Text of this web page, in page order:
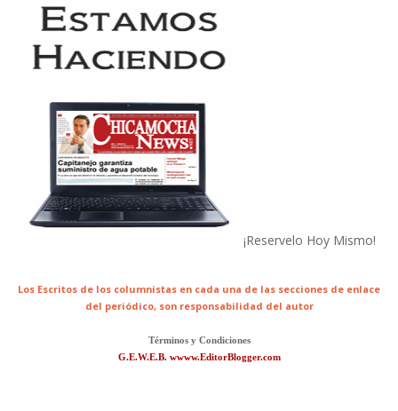
¡Reservelo Hoy Mismo!
Los Escritos de los columnistas en cada una de las secciones de enlace
del periódico, son responsabilidad del autor
Términos y Condiciones
G.E.W.E.B. wwww.EditorBlogger.com